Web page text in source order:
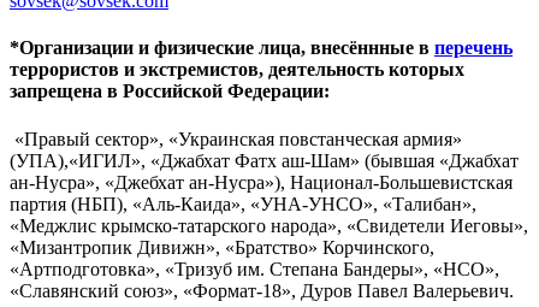
*Организации и физические лица, внесённные в перечень
террористов и экстремистов, деятельность которых
запрещена в Российской Федерации:
«Правый сектор», «Украинская повстанческая армия»
(УПА),«ИГИЛ», «Джабхат Фатх аш-Шам» (бывшая «Джабхат
ан-Нусра», «Джебхат ан-Нусра»), Национал-Большевистская
партия (НБП), «Аль-Каида», «УНА-УНСО», «Талибан»,
«Меджлис крымско-татарского народа», «Свидетели Иеговы»,
«Мизантропик Дивижн», «Братство» Корчинского,
«Артподготовка», «Тризуб им. Степана Бандеры», «НСО»,
«Славянский союз», «Формат-18», Дуров Павел Валерьевич.